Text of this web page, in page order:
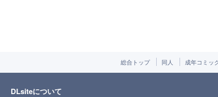
総合トップ 同人 成年コミッ
DLsiteについて